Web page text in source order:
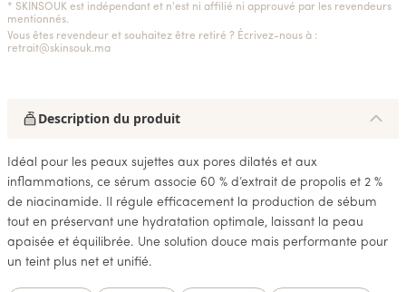
* SKINSOUK est indépendant et n'est ni affilié ni approuvé par les revendeurs
mentionnés.
Vous êtes revendeur et souhaitez être retiré ? Écrivez-nous à :
retrait@skinsouk.ma
Description du produit
Idéal pour les peaux sujettes aux pores dilatés et aux
inflammations, ce sérum associe 60 % d’extrait de propolis et 2 %
de niacinamide. Il régule efficacement la production de sébum
tout en préservant une hydratation optimale, laissant la peau
apaisée et équilibrée. Une solution douce mais performante pour
un teint plus net et unifié.